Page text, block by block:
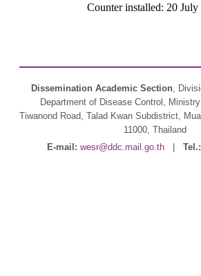
Counter installed: 20 July
Dissemination Academic Section,
Department of Disease Control,
Tiwanond Road, Talad Kwan Subdistrict,
11000, Thailand
E-mail: wesr@ddc.mail.go.th| Tel.: